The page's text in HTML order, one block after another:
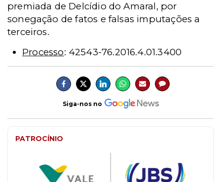
premiada de Delcídio do Amaral, por
sonegação de fatos e falsas imputações a
terceiros.
Processo: 42543-76.2016.4.01.3400
Siga-nos no
PATROCÍNIO